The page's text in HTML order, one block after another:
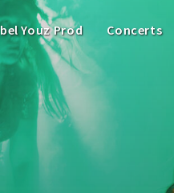
Youz Prod Concerts